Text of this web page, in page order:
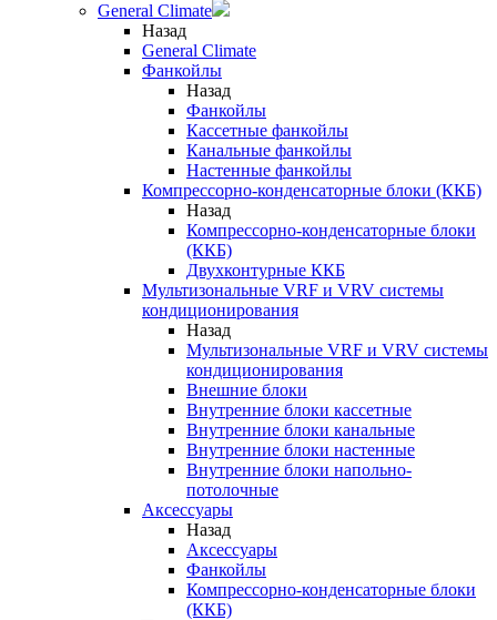
General Climate
Назад
General Climate
Фанкойлы
Назад
Фанкойлы
Кассетные фанкойлы
Канальные фанкойлы
Настенные фанкойлы
Компрессорно-конденсаторные блоки (ККБ)
Назад
Компрессорно-конденсаторные блоки
(ККБ)
Двухконтурные ККБ
Мультизональные VRF и VRV системы
кондиционирования
Назад
Мультизональные VRF и VRV системы
кондиционирования
Внешние блоки
Внутренние блоки кассетные
Внутренние блоки канальные
Внутренние блоки настенные
Внутренние блоки напольно-
потолочные
Аксессуары
Назад
Аксессуары
Фанкойлы
Компрессорно-конденсаторные блоки
(ККБ)